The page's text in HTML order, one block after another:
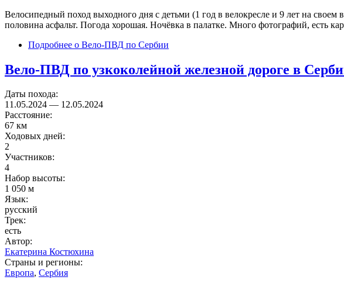
Велосипедный поход выходного дня с детьми (1 год в велокресле и 9 лет на
половина асфальт. Погода хорошая. Ночёвка в палатке. Много фотографий, есть
Подробнее о Вело-ПВД по Сербии
Вело-ПВД по узкоколейной железной дороге в
Даты похода:
11.05.2024 — 12.05.2024
Расстояние:
67 км
Ходовых дней:
2
Участников:
4
Набор высоты:
1 050 м
Язык:
русский
Трек:
есть
Автор:
Екатерина Костюхина
Страны и регионы:
Европа, Сербия